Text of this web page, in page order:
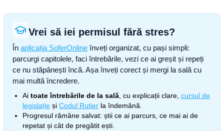
Vrei să iei permisul fără stres?
În aplicația SoferOnline înveți organizat, cu pași simpli:
parcurgi capitolele, faci întrebările, vezi ce ai greșit și repeți
ce nu stăpânești încă. Așa înveți corect și mergi la sală cu
mai multă încredere.
Ai toate întrebările de la sală , cu explicații clare, cursul de
legislație și Codul Rutier la îndemână.
Progresul rămâne salvat: știi ce ai parcurs, ce mai ai de
repetat și cât de pregătit ești.